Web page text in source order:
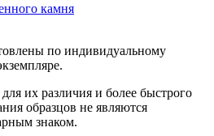
камня
по индивидуальному
их различия и более быстрого
образцов не являются
знаком.